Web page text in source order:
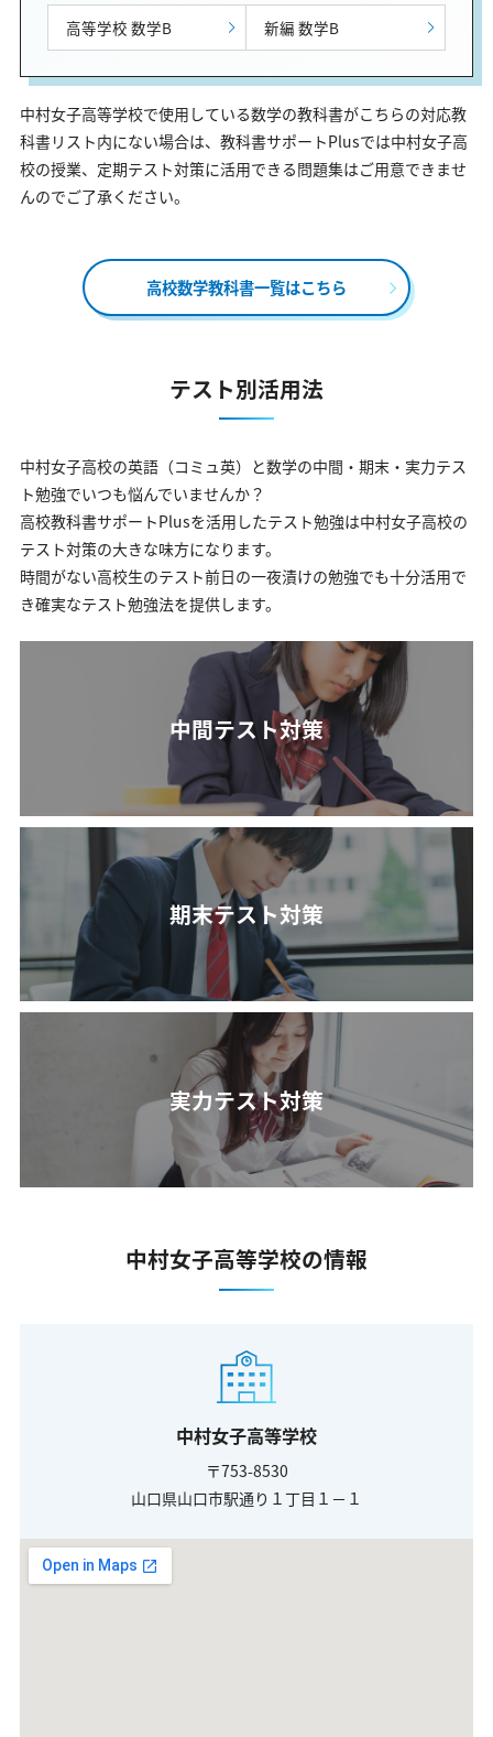
高等学校 数学B 新編 数学B
中村女子高等学校で使用している数学の教科書がこちらの対応教
科書リスト内にない場合は、教科書サポートPlusでは中村女子高
校の授業、定期テスト対策に活用できる問題集はご用意できませ
んのでご了承ください。
高校数学教科書一覧はこちら
テスト別活用法
中村女子高校の英語（コミュ英）と数学の中間・期末・実力テス
ト勉強でいつも悩んでいませんか？
高校教科書サポートPlusを活用したテスト勉強は中村女子高校の
テスト対策の大きな味方になります。
時間がない高校生のテスト前日の一夜漬けの勉強でも十分活用で
き確実なテスト勉強法を提供します。
中間テスト対策
期末テスト対策
実力テスト対策
中村女子高等学校の情報
中村女子高等学校
〒753-8530
山口県山口市駅通り１丁目１－１